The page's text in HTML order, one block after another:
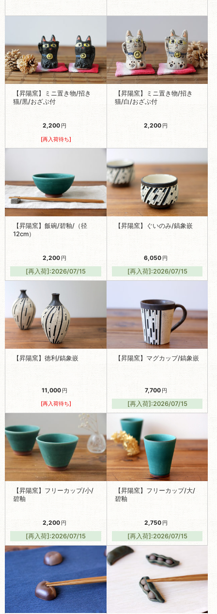
【昇陽窯】ミニ置き物/招き
猫/黒/おざぶ付
2,200 円
[再入荷待ち]
【昇陽窯】ミニ置き物/招き
猫/白/おざぶ付
2,200 円
【昇陽窯】飯碗/碧釉/（径
12cm）
2,200 円
[再入荷]:2026/07/15
【昇陽窯】ぐいのみ/鎬象嵌
6,050 円
[再入荷]:2026/07/15
【昇陽窯】徳利/鎬象嵌
11,000 円
[再入荷待ち]
【昇陽窯】マグカップ/鎬象嵌
7,700 円
[再入荷]:2026/07/15
【昇陽窯】フリーカップ/小/
碧釉
2,200 円
[再入荷]:2026/07/15
【昇陽窯】フリーカップ/大/
碧釉
2,750 円
[再入荷]:2026/07/15